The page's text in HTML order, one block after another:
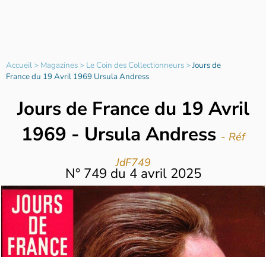
Accueil> Magazines> Le Coin des Collectionneurs>Jours de
France du 19 Avril 1969 Ursula Andress
Jours de France du 19 Avril
1969 - Ursula Andress - Réf
JdF749
N° 749 du 4 avril 2025